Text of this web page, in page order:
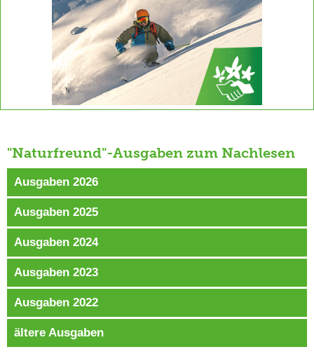
"Naturfreund"-Ausgaben zum Nachlesen
Ausgaben 2026
Ausgaben 2025
Ausgaben 2024
Ausgaben 2023
Ausgaben 2022
ältere Ausgaben